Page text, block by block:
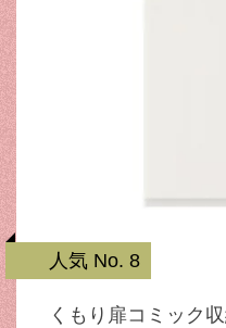
人気 No. 8
くもり扉コミック